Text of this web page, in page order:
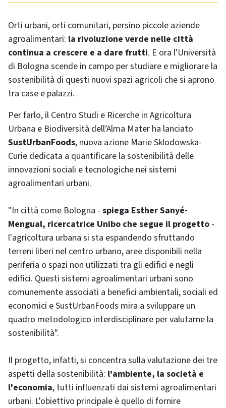
Orti urbani, orti comunitari, persino piccole aziende
agroalimentari: la rivoluzione verde nelle città
continua a crescere e a dare frutti. E ora l'Università
di Bologna scende in campo per studiare e migliorare la
sostenibilità di questi nuovi spazi agricoli che si aprono
tra case e palazzi.
Per farlo, il Centro Studi e Ricerche in Agricoltura
Urbana e Biodiversità dell’Alma Mater ha lanciato
SustUrbanFoods, nuova azione Marie Sklodowska-
Curie dedicata a quantificare la sostenibilità delle
innovazioni sociali e tecnologiche nei sistemi
agroalimentari urbani.
"In città come Bologna - spiega Esther Sanyé-
Mengual, ricercatrice Unibo che segue il progetto -
l'agricoltura urbana si sta espandendo sfruttando
terreni liberi nel centro urbano, aree disponibili nella
periferia o spazi non utilizzati tra gli edifici e negli
edifici. Questi sistemi agroalimentari urbani sono
comunemente associati a benefici ambientali, sociali ed
economici e SustUrbanFoods mira a sviluppare un
quadro metodologico interdisciplinare per valutarne la
sostenibilità".
Il progetto, infatti, si concentra sulla valutazione dei tre
aspetti della sostenibilità: l'ambiente, la società e
l'economia, tutti influenzati dai sistemi agroalimentari
urbani. L'obiettivo principale è quello di fornire